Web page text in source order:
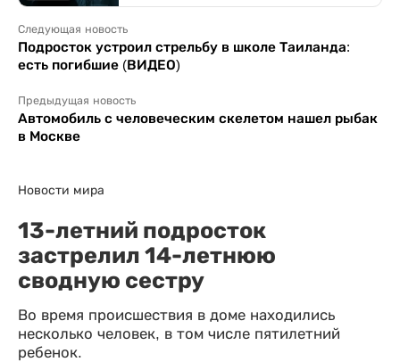
Следующая новость
Подросток устроил стрельбу в школе Таиланда:
есть погибшие (ВИДЕО)
Предыдущая новость
Автомобиль с человеческим скелетом нашел рыбак
в Москве
Новости мира
13-летний подросток
застрелил 14-летнюю
сводную сестру
Во время происшествия в доме находились
несколько человек, в том числе пятилетний
ребенок.